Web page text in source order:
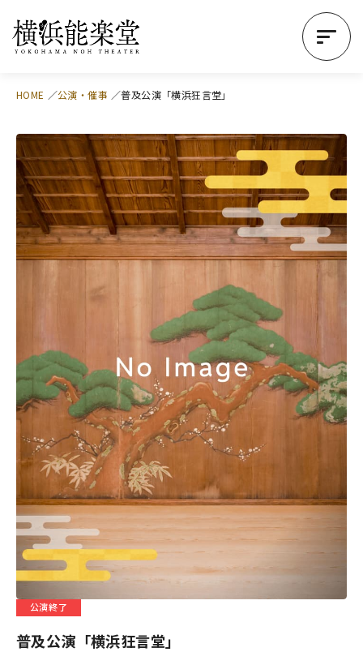
HOME 公演・催事 普及公演「横浜狂言堂」
公演終了
普及公演「横浜狂言堂」